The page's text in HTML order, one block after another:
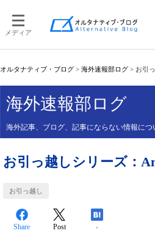
メディア
オルタナティブ・ブログ > 海外速報部ログ > お引
海外速報部ログ
海外記事、ブログ、記事にならない情報に
お引っ越しシリーズ：
お引っ越し
Share Post -